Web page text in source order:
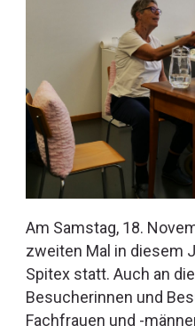
Am Samstag, 18.
zweiten Mal in diesem
Spitex statt. Auch an
Besucherinnen und
Fachfrauen und -